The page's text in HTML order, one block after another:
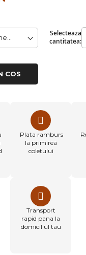
Selecteaza
cantitatea:
COS
Plata ramburs
la primirea
coletului
Transport
rapid pana la
domiciliul tau